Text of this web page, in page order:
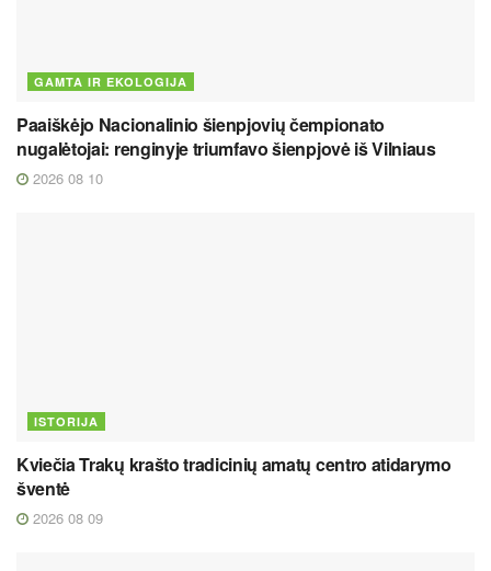
GAMTA IR EKOLOGIJA
Paaiškėjo Nacionalinio šienpjovių čempionato
nugalėtojai: renginyje triumfavo šienpjovė iš Vilniaus
2026 08 10
ISTORIJA
Kviečia Trakų krašto tradicinių amatų centro atidarymo
šventė
2026 08 09